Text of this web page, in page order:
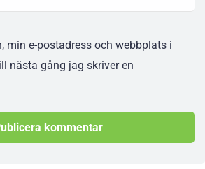
min e-postadress och webbplats i
nästa gång jag skriver en